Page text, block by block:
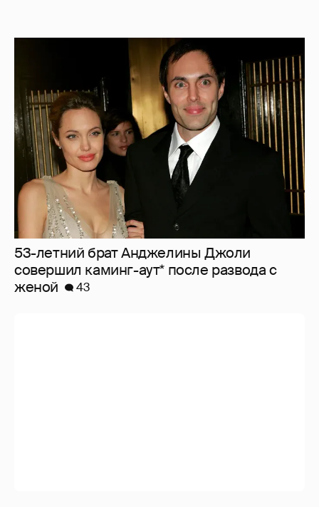
53-летний брат Анджелины Джоли
совершил каминг-аут* после развода с
женой
43